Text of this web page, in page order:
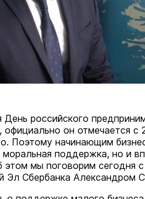
российского
он отмечается с
Поэтому начинающим
поддержка, но и
мы поговорим сегодня
Эл Сбербанка Александром